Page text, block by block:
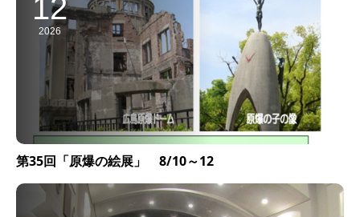
12
2026
第35回「原爆の絵展」 8/10～12